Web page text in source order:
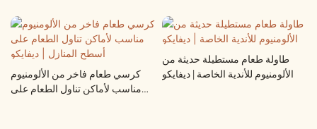
كرسي طعام فاخر من الألومنيوم
مناسب لأماكن تناول الطعام على
طاولة طعام مستطيلة حديثة من
الألومنيوم للأندية الخاصة | ديفايكو